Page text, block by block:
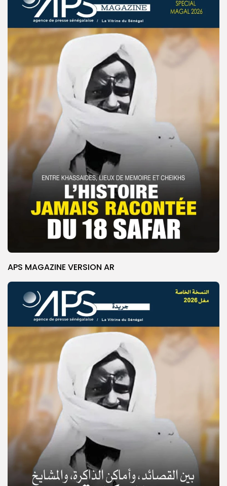
© Copyright 2025, APS
APS MAGAZINE VERSION AR